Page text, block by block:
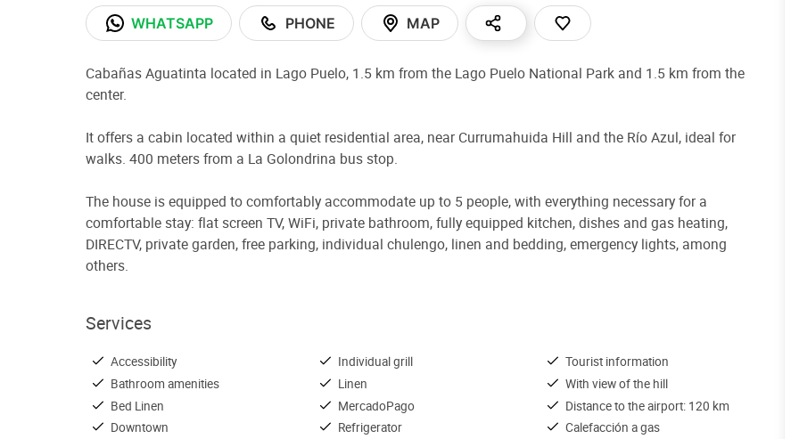
WHATSAPP PHONE MAP
Cabañas Aguatinta located in Lago Puelo, 1.5 km from the Lago Puelo National Park and 1.5 km from the
center.
It offers a cabin located within a quiet residential area, near Currumahuida Hill and the Río Azul, ideal for
walks. 400 meters from a La Golondrina bus stop.
The house is equipped to comfortably accommodate up to 5 people, with everything necessary for a
comfortable stay: flat screen TV, WiFi, private bathroom, fully equipped kitchen, dishes and gas heating,
DIRECTV, private garden, free parking, individual chulengo, linen and bedding, emergency lights, among
others.
Services
Accessibility
Bathroom amenities
Bed Linen
Downtown
Individual grill
Linen
MercadoPago
Refrigerator
Tourist information
With view of the hill
Distance to the airport: 120 km
Calefacción a gas